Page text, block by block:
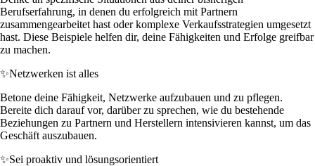
Berufserfahrung, in denen du erfolgreich mit Partnern
zusammengearbeitet hast oder komplexe Verkaufsstrategien umgesetzt
hast. Diese Beispiele helfen dir, deine Fähigkeiten und Erfolge greifbar
zu machen.
✨Netzwerken ist alles
Betone deine Fähigkeit, Netzwerke aufzubauen und zu pflegen.
Bereite dich darauf vor, darüber zu sprechen, wie du bestehende
Beziehungen zu Partnern und Herstellern intensivieren kannst, um das
Geschäft auszubauen.
✨Sei proaktiv und lösungsorientiert